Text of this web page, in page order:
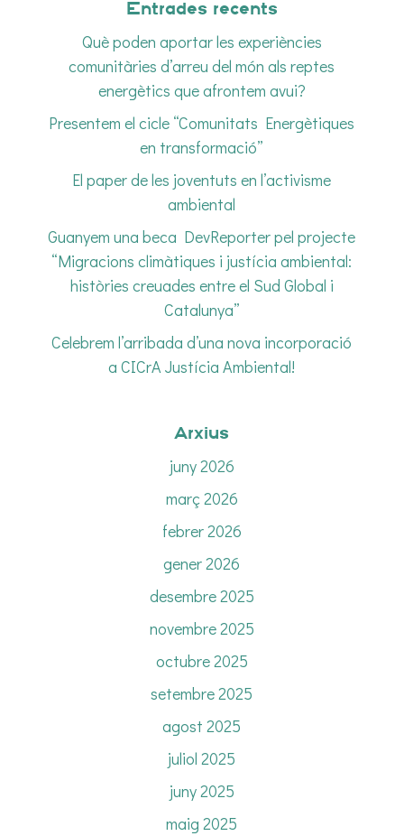
Entrades recents
Què poden aportar les experiències
comunitàries d’arreu del món als reptes
energètics que afrontem avui?
Presentem el cicle “Comunitats Energètiques
en transformació”
El paper de les joventuts en l’activisme
ambiental
Guanyem una beca DevReporter pel projecte
“Migracions climàtiques i justícia ambiental:
històries creuades entre el Sud Global i
Catalunya”
Celebrem l’arribada d’una nova incorporació
a CICrA Justícia Ambiental!
Arxius
juny 2026
març 2026
febrer 2026
gener 2026
desembre 2025
novembre 2025
octubre 2025
setembre 2025
agost 2025
juliol 2025
juny 2025
maig 2025